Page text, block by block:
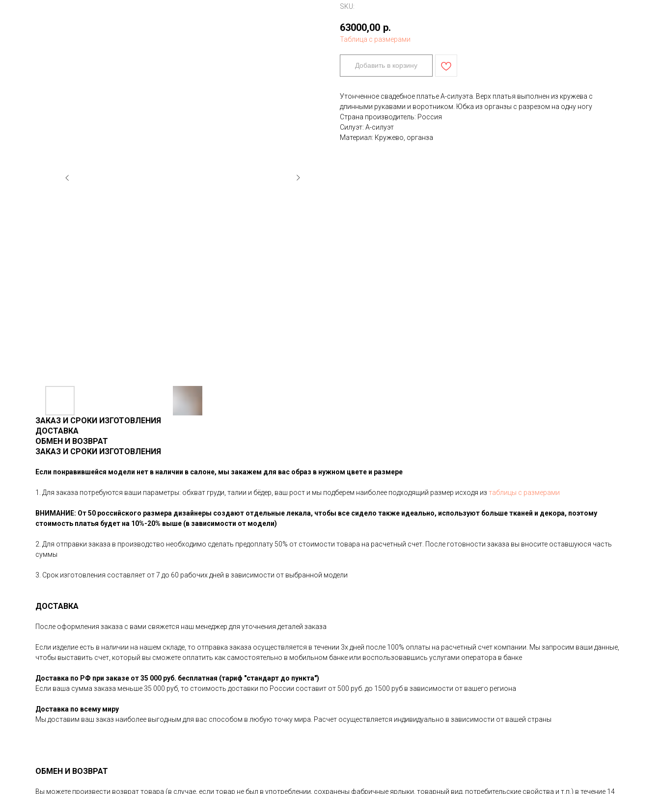
SKU:
63000,00 р.
Таблица с размерами
Добавить в корзину
Утонченное свадебное платье А-силуэта. Верх платья выполнен из кружева с
длинными рукавами и воротником. Юбка из органзы с разрезом на одну ногу
Страна производитель: Россия
Силуэт: А-силуэт
Материал: Кружево, органза
ЗАКАЗ И СРОКИ ИЗГОТОВЛЕНИЯ
ДОСТАВКА
ОБМЕН И ВОЗВРАТ
ЗАКАЗ И СРОКИ ИЗГОТОВЛЕНИЯ
Если понравившейся модели нет в наличии в салоне, мы закажем для вас образ в нужном цвете и размере
1. Для заказа потребуются ваши параметры: обхват груди, талии и бёдер, ваш рост и мы подберем наиболее подходящий размер исходя из таблицы с размерами
ВНИМАНИЕ: От 50 российского размера дизайнеры создают отдельные лекала, чтобы все сидело также идеально, используют больше тканей и декора, поэтому
стоимость платья будет на 10%-20% выше (в зависимости от модели)
2. Для отправки заказа в производство необходимо сделать предоплату 50% от стоимости товара на расчетный счет. После готовности заказа вы вносите оставшуюся часть
суммы
3. Срок изготовления составляет от 7 до 60 рабочих дней в зависимости от выбранной модели
ДОСТАВКА
После оформления заказа с вами свяжется наш менеджер для уточнения деталей заказа
Если изделие есть в наличии на нашем складе, то отправка заказа осуществляется в течении 3х дней после 100% оплаты на расчетный счет компании. Мы запросим ваши данные,
чтобы выставить счет, который вы сможете оплатить как самостоятельно в мобильном банке или воспользовавшись услугами оператора в банке
Доставка по РФ при заказе от 35 000 руб. бесплатная (тариф "стандарт до пункта")
Если ваша сумма заказа меньше 35 000 руб, то стоимость доставки по России составит от 500 руб. до 1500 руб в зависимости от вашего региона
Доставка по всему миру
Мы доставим ваш заказ наиболее выгодным для вас способом в любую точку мира. Расчет осуществляется индивидуально в зависимости от вашей страны
ОБМЕН И ВОЗВРАТ
Вы можете произвести возврат товара (в случае, если товар не был в употреблении, сохранены фабричные ярлыки, товарный вид, потребительские свойства и т.п.) в течение 14